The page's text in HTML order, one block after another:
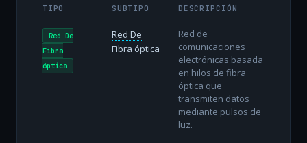
TIPO SUBTIPO DESCRIPCIÓN
Red De
Fibra
óptica
Red De
Fibra óptica
Red de
comunicaciones
electrónicas basada
en hilos de fibra
óptica que
transmiten datos
mediante pulsos de
luz.